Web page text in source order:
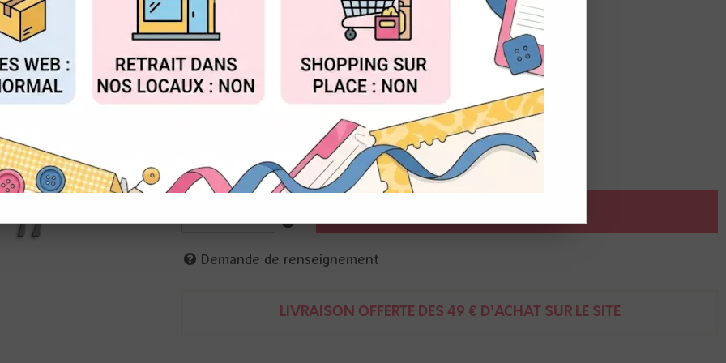
Valable jusqu'à épuisement du stock
Réf. :D-AR-TI0055
Alexandra Renke
Matrices de coupe
2 jeunes rennes : face + profil
Chaque renne : 5 x 8 cm
Demande de renseignement
LIVRAISON OFFERTE DÈS 49 € D'ACHAT SUR LE SITE
ACCEPTER TOUT